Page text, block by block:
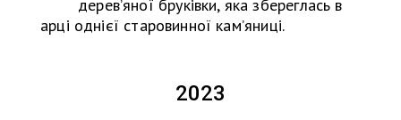
дерев’яної бруківки, яка збереглась в
арці однієї старовинної кам’яниці.
2023